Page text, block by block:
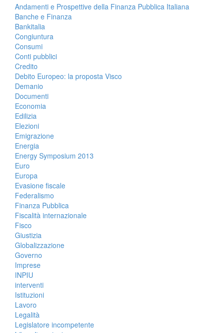
Andamenti e Prospettive della Finanza Pubblica Italiana
Banche e Finanza
Bankitalia
Congiuntura
Consumi
Conti pubblici
Credito
Debito Europeo: la proposta Visco
Demanio
Documenti
Economia
Edilizia
Elezioni
Emigrazione
Energia
Energy Symposium 2013
Euro
Europa
Evasione fiscale
Federalismo
Finanza Pubblica
Fiscalità internazionale
Fisco
Giustizia
Globalizzazione
Governo
Imprese
INPIU
interventi
Istituzioni
Lavoro
Legalità
Legislatore incompetente